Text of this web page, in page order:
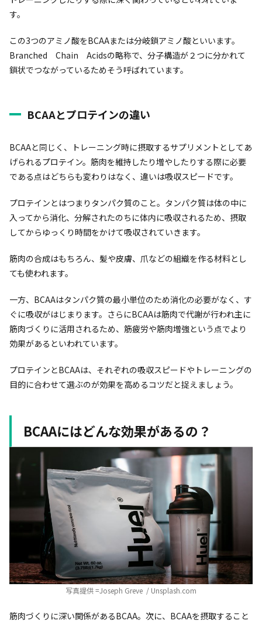
す。
この3つのアミノ酸をBCAAまたは分岐鎖アミノ酸といいます。
Branched Chain Acidsの略称で、分子構造が２つに分かれて
鎖状でつながっているためそう呼ばれています。
BCAAとプロテインの違い
BCAAと同じく、トレーニング時に摂取するサプリメントとしてあ
げられるプロテイン。筋肉を維持したり増やしたりする際に必要
である点はどちらも変わりはなく、違いは吸収スピードです。
プロテインとはつまりタンパク質のこと。タンパク質は体の中に
入ってから消化、分解されたのちに体内に吸収されるため、摂取
してからゆっくり時間をかけて吸収されていきます。
筋肉の合成はもちろん、髪や皮膚、爪などの組織を作る材料とし
ても使われます。
一方、BCAAはタンパク質の最小単位のため消化の必要がなく、す
ぐに吸収がはじまります。さらにBCAAは筋肉で代謝が行われ主に
筋肉づくりに活用されるため、筋疲労や筋肉増強という点でより
効果があるといわれています。
プロテインとBCAAは、それぞれの吸収スピードやトレーニングの
目的に合わせて選ぶのが効果を高めるコツだと捉えましょう。
BCAAにはどんな効果があるの？
写真提供 =Joseph Greve / Unsplash.com
筋肉づくりに深い関係があるBCAA。次に、BCAAを摂取すること